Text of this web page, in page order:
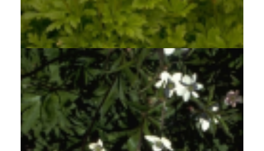
Anemoon
Anemone sylvestris